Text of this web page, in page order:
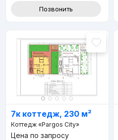
Позвонить
7к коттедж, 230 м²
Коттедж «Pargos City»
Цена по запросу